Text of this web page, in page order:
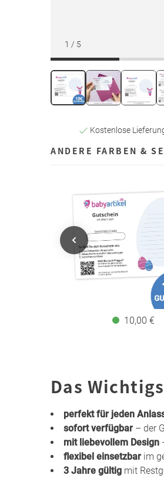
1 / 5
Kostenlose
ANDERE FARBEN &
10,00 €
Das
perfekt für jeden
sofort verfügbar – der
mit liebevollem Design
flexibel einsetzbar im
3 Jahre gültig mit